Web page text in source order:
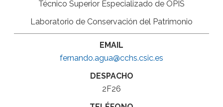
Técnico Superior Especializado de OPIS
Laboratorio de Conservación del Patrimonio
EMAIL
fernando.agua@cchs.csic.es
DESPACHO
2F26